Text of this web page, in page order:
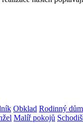
Obklad Rodinný dům
Malíř pokojů